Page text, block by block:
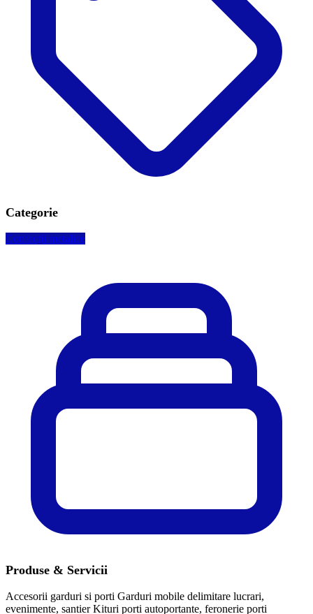
Categorie
Confecţii metalice
Produse & Servicii
Accesorii garduri si porti Garduri mobile delimitare lucrari,
evenimente, santier Kituri porti autoportante, feronerie porti